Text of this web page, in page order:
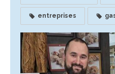
entreprises